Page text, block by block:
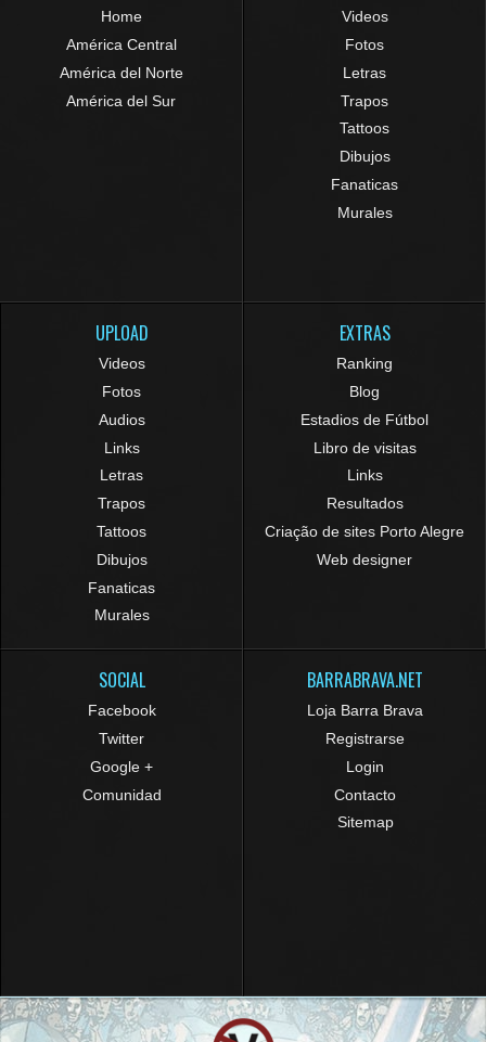
Home
América Central
América del Norte
América del Sur
Videos
Fotos
Letras
Trapos
Tattoos
Dibujos
Fanaticas
Murales
UPLOAD
Videos
Fotos
Audios
Links
Letras
Trapos
Tattoos
Dibujos
Fanaticas
Murales
EXTRAS
Ranking
Blog
Estadios de Fútbol
Libro de visitas
Links
Resultados
Criação de sites Porto Alegre
Web designer
SOCIAL
Facebook
Twitter
Google +
Comunidad
BARRABRAVA.NET
Loja Barra Brava
Registrarse
Login
Contacto
Sitemap